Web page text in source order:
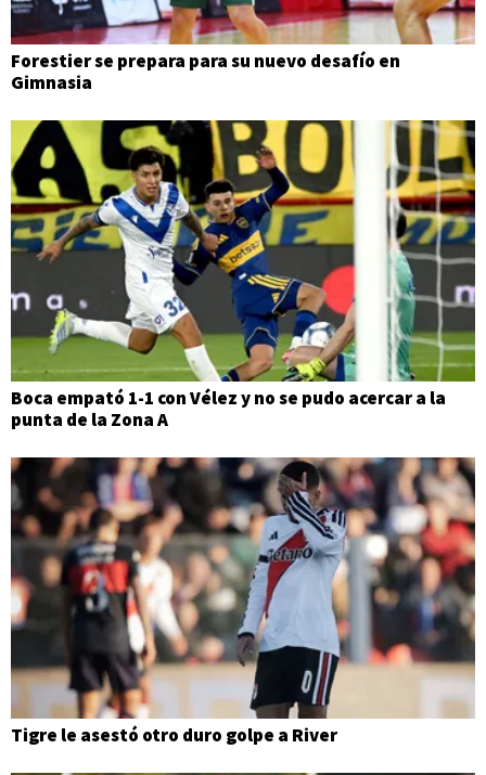
Forestier se prepara para su nuevo desafío en
Gimnasia
Boca empató 1-1 con Vélez y no se pudo acercar a la
punta de la Zona A
Tigre le asestó otro duro golpe a River